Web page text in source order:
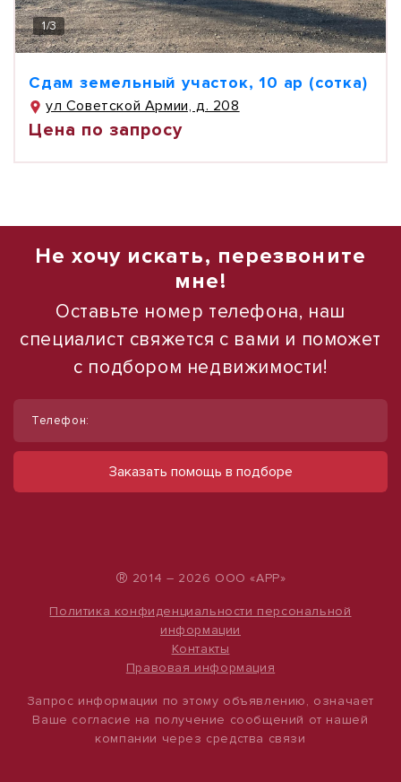
1/3
Сдам земельный участок, 10 ар (сотка)
ул Советской Армии, д. 208
Цена по запросу
Не хочу искать, перезвоните
мне!
Оставьте номер телефона, наш
специалист свяжется с вами и поможет
с подбором недвижимости!
Телефон:
Заказать помощь в подборе
® 2014 – 2026 ООО «АРР»
Политика конфиденциальности персональной
информации
Контакты
Правовая информация
Запрос информации по этому объявлению, означает
Ваше согласие на получение сообщений от нашей
компании через средства связи